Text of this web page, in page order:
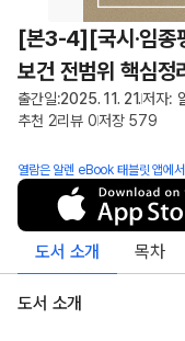
[본3-4][국시·임종
보건 전범위 핵심정
출간일:2025. 11. 21.저자:
추천 2리뷰 0저장 579
열람은 알렌 eBook 태블릿 앱에
도서 소개 목차
도서 소개